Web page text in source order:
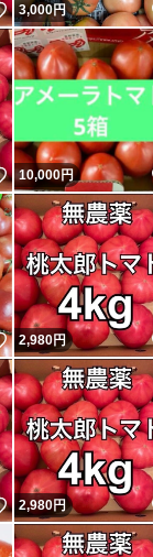
いいね！
3,000円
いいね！
10,000円
いいね！
2,980円
いいね！
2,980円